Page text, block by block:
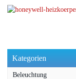
Kategorien
Beleuchtung